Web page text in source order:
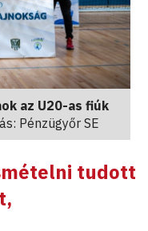
az U20-as fiúk
Pénzügyőr SE
tudott